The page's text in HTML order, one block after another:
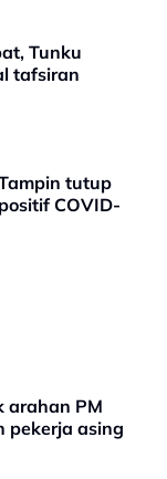
Tunku
tafsiran
tutup
COVID-
arahan PM
pekerja asing